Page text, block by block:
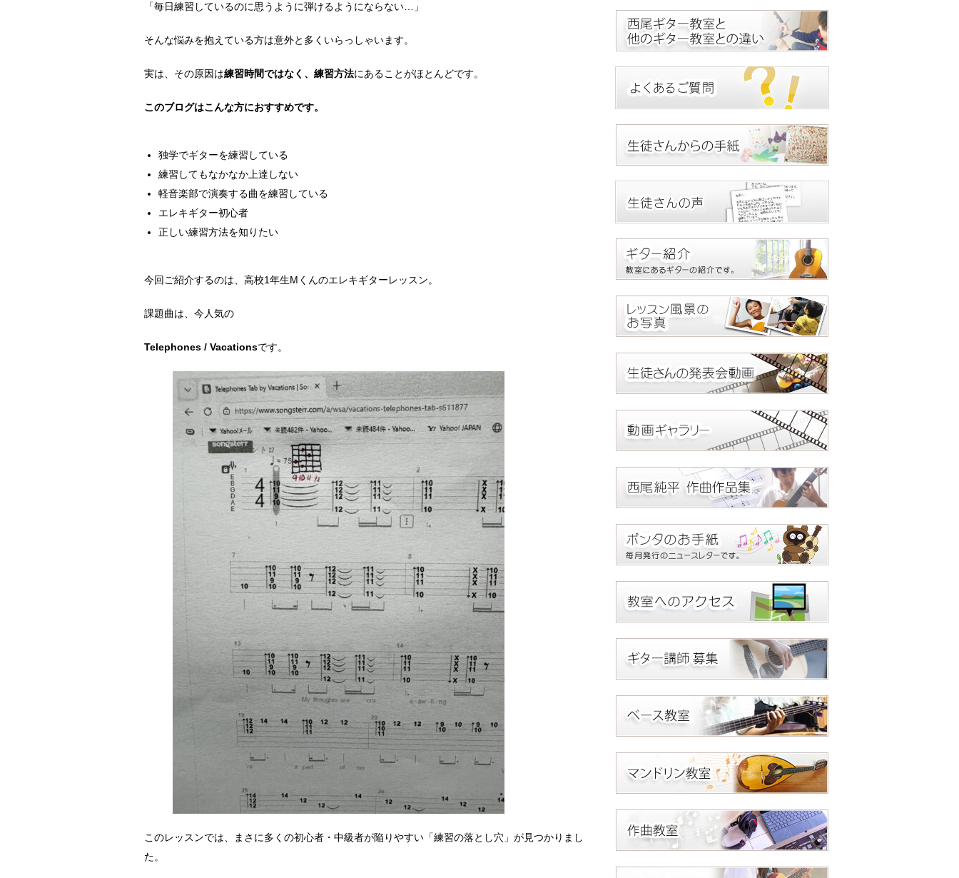
「毎日練習しているのに思うように弾けるようにならない…」
そんな悩みを抱えている方は意外と多くいらっしゃいます。
実は、その原因は練習時間ではなく、練習方法にあることがほとんどです。
このブログはこんな方におすすめです。
独学でギターを練習している
練習してもなかなか上達しない
軽音楽部で演奏する曲を練習している
エレキギター初心者
正しい練習方法を知りたい
今回ご紹介するのは、高校1年生Mくんのエレキギターレッスン。
課題曲は、今人気の
Telephones / Vacationsです。
このレッスンでは、まさに多くの初心者・中級者が陥りやすい「練習の落とし穴」が見つかりまし
た。